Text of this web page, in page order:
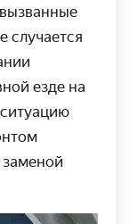
случается
езде на
заменой